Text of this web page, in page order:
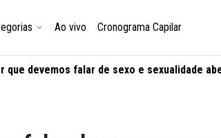
Ao vivo Cronograma Capilar
que devemos falar de sexo e sexualidade